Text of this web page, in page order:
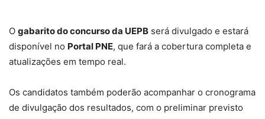
O gabarito do concurso da UEPB será divulgado e estará
disponível no Portal PNE, que fará a cobertura completa e
atualizações em tempo real.
Os candidatos também poderão acompanhar o cronograma
de divulgação dos resultados, com o preliminar previsto